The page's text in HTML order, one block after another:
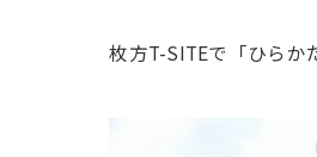
枚方T-SITEで「ひらか